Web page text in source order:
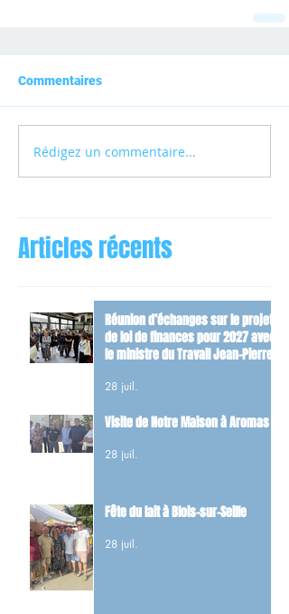
Commentaires
Rédigez un commentaire...
Articles récents
Réunion d’échanges sur le projet
de loi de finances pour 2027 avec
le ministre du Travail Jean-Pierre
28 juil.
Visite de Notre Maison à Aromas
28 juil.
Fête du lait à Blois-sur-Seille
28 juil.